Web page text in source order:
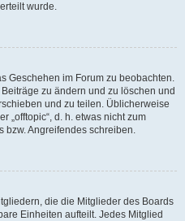
wurde.
Geschehen im Forum zu beobachten.
zu ändern und zu löschen und
und zu teilen. Üblicherweise
„offtopic“, d. h. etwas nicht zum
bzw. Angreifendes schreiben.
die die Mitglieder des Boards
Einheiten aufteilt. Jedes Mitglied